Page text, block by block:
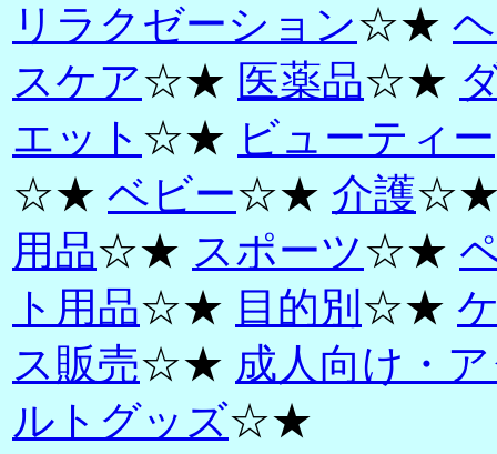
リラクゼーション☆★
スケア☆★ 医薬品☆★
エット ☆★ ビューティー
☆★ ベビー☆★ 介護
用品☆★ スポーツ☆★
ト用品☆★ 目的別 ☆★
ス販売☆★ 成人向け・
ルトグッズ☆★